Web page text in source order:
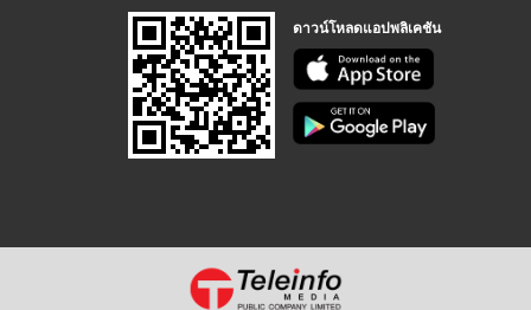
ดาวน์โหลดแอปพลิเคชัน